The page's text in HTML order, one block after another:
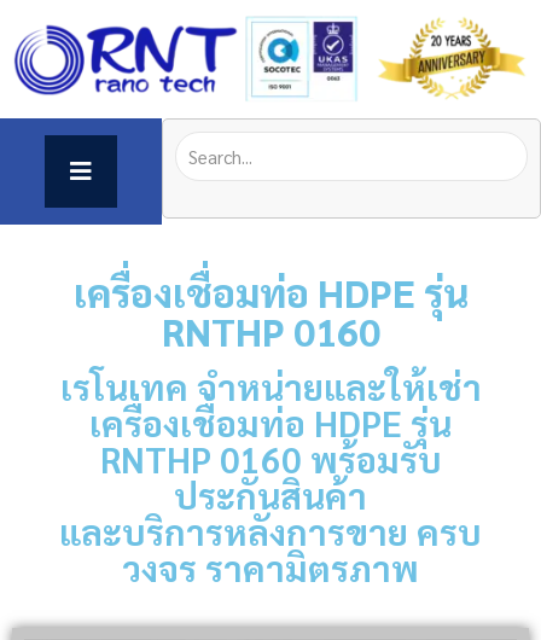
เครื่องเชื่อมท่อ HDPE รุ่น
RNTHP 0160
เรโนเทค จำหน่ายและให้เช่า
เครื่องเชื่อมท่อ HDPE รุ่น
RNTHP 0160 พร้อมรับ
ประกันสินค้า
และบริการหลังการขาย ครบ
วงจร ราคามิตรภาพ